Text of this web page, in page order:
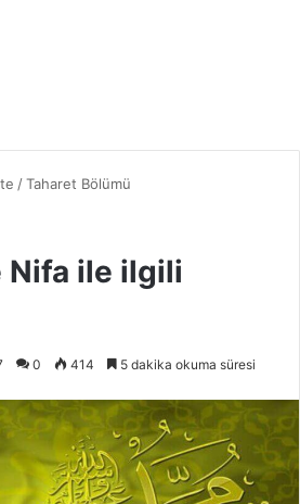
/Taharet Bölümü
Nifa ile ilgili
0 414 5 dakika okuma süresi